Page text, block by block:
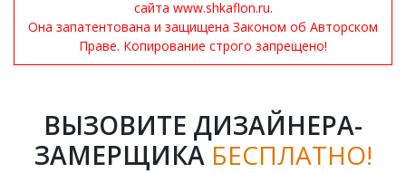
сайта www.shkaflon.ru.
Она запатентована и защищена Законом об Авторском
Праве. Копирование строго запрещено!
ВЫЗОВИТЕ ДИЗАЙНЕРА-
ЗАМЕРЩИКА БЕСПЛАТНО!